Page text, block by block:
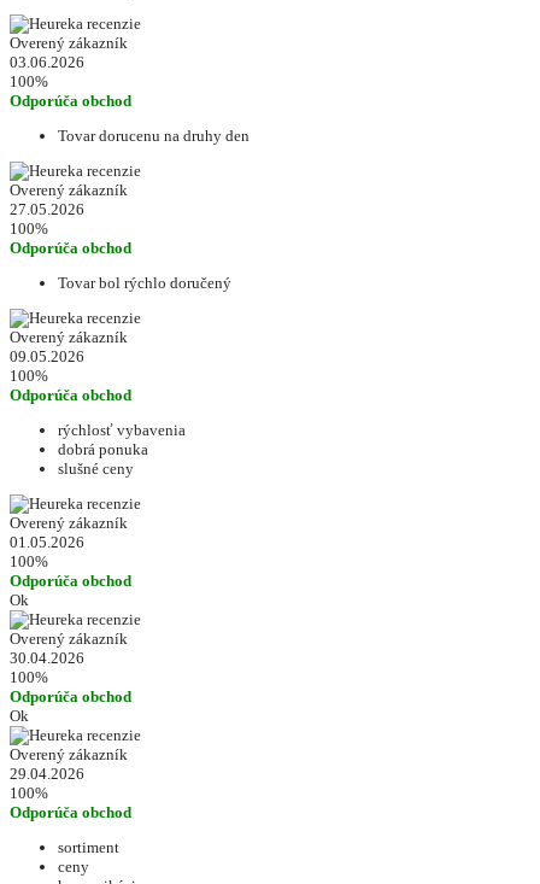
Overený zákazník
03.06.2026
100%
Odporúča obchod
Tovar dorucenu na druhy den
Overený zákazník
27.05.2026
100%
Odporúča obchod
Tovar bol rýchlo doručený
Overený zákazník
09.05.2026
100%
Odporúča obchod
rýchlosť vybavenia
dobrá ponuka
slušné ceny
Overený zákazník
01.05.2026
100%
Odporúča obchod
Ok
Overený zákazník
30.04.2026
100%
Odporúča obchod
Ok
Overený zákazník
29.04.2026
100%
Odporúča obchod
sortiment
ceny